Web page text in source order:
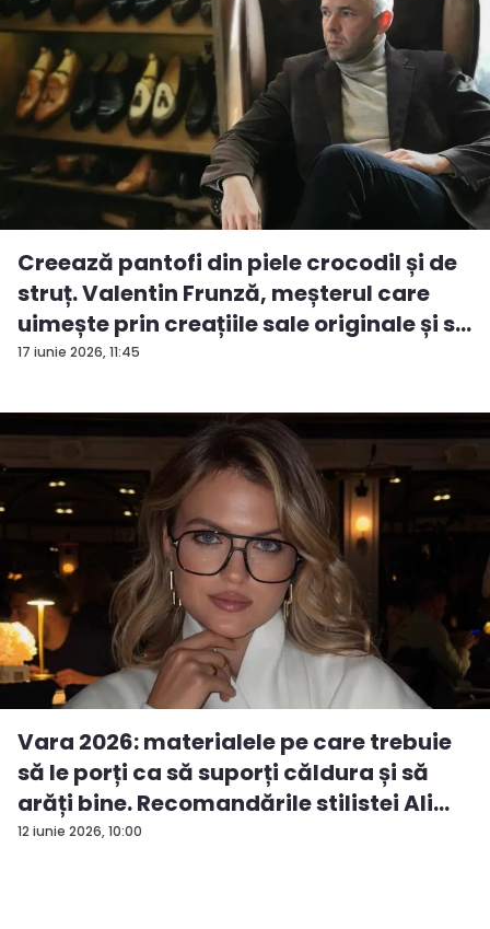
17 iunie 2026, 11:45
Creează pantofi din piele crocodil și de
struț. Valentin Frunză, meșterul care
uimește prin creațiile sale originale și s...
12 iunie 2026, 10:00
Vara 2026: materialele pe care trebuie
să le porți ca să suporți căldura și să
arăți bine. Recomandările stilistei Ali...